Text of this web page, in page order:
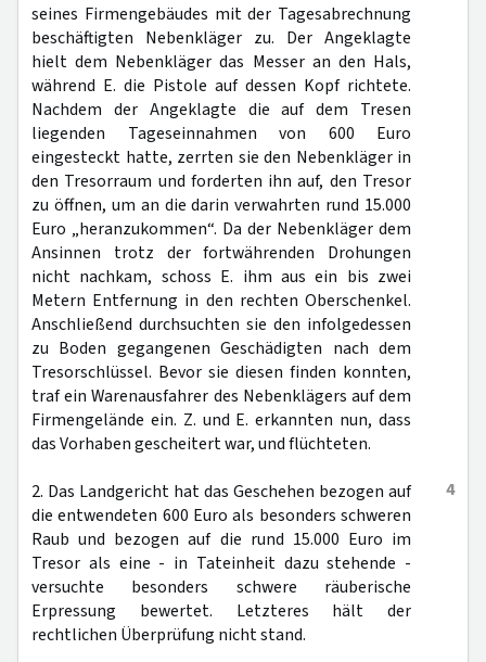
seines Firmengebäudes mit der Tagesabrechnung
beschäftigten Nebenkläger zu. Der Angeklagte
hielt dem Nebenkläger das Messer an den Hals,
während E. die Pistole auf dessen Kopf richtete.
Nachdem der Angeklagte die auf dem Tresen
liegenden Tageseinnahmen von 600 Euro
eingesteckt hatte, zerrten sie den Nebenkläger in
den Tresorraum und forderten ihn auf, den Tresor
zu öffnen, um an die darin verwahrten rund 15.000
Euro „heranzukommen“. Da der Nebenkläger dem
Ansinnen trotz der fortwährenden Drohungen
nicht nachkam, schoss E. ihm aus ein bis zwei
Metern Entfernung in den rechten Oberschenkel.
Anschließend durchsuchten sie den infolgedessen
zu Boden gegangenen Geschädigten nach dem
Tresorschlüssel. Bevor sie diesen finden konnten,
traf ein Warenausfahrer des Nebenklägers auf dem
Firmengelände ein. Z. und E. erkannten nun, dass
das Vorhaben gescheitert war, und flüchteten.
4
2. Das Landgericht hat das Geschehen bezogen auf
die entwendeten 600 Euro als besonders schweren
Raub und bezogen auf die rund 15.000 Euro im
Tresor als eine - in Tateinheit dazu stehende -
versuchte besonders schwere räuberische
Erpressung bewertet. Letzteres hält der
rechtlichen Überprüfung nicht stand.